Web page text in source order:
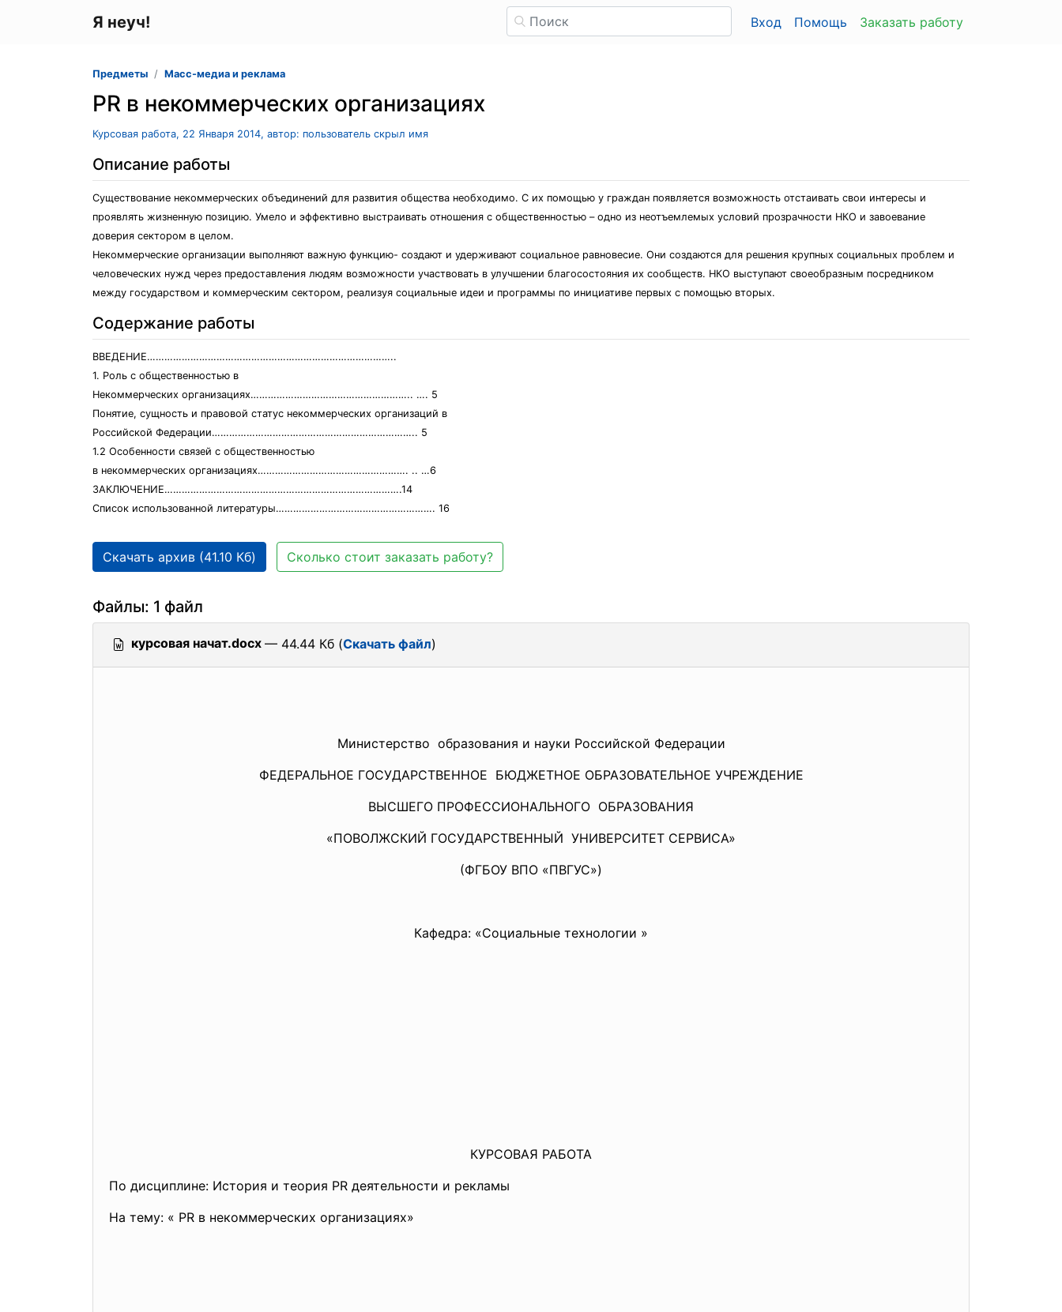
Я неуч! Вход Помощь Заказать работу
Предметы Масс-медиа и реклама
PR в некоммерческих организациях
Курсовая работа, 22 Января 2014, автор: пользователь скрыл имя
Описание работы
Существование некоммерческих объединений для развития общества необходимо. С их помощью у граждан появляется возможность отстаивать свои интересы и
проявлять жизненную позицию. Умело и эффективно выстраивать отношения с общественностью – одно из неотъемлемых условий прозрачности НКО и завоевание
доверия сектором в целом.
Некоммерческие организации выполняют важную функцию- создают и удерживают социальное равновесие. Они создаются для решения крупных социальных проблем и
человеческих нужд через предоставления людям возможности участвовать в улучшении благосостояния их сообществ. НКО выступают своеобразным посредником
между государством и коммерческим сектором, реализуя социальные идеи и программы по инициативе первых с помощью вторых.
Содержание работы
ВВЕДЕНИЕ…………………………………………………………………………..
1. Роль с общественностью в
Некоммерческих организациях……………………………………………….. …. 5
Понятие, сущность и правовой статус некоммерческих организаций в
Российской Федерации…………………………………………………………….. 5
1.2 Особенности связей с общественностью
в некоммерческих организациях……………………………………………. .. …6
ЗАКЛЮЧЕНИЕ……………………………………………………………………….14
Список использованной литературы………………………………………………. 16
Скачать архив (41.10 Кб) Сколько стоит заказать работу?
Файлы: 1 файл
курсовая начат.docx — 44.44 Кб (Скачать файл)
Министерство образования и науки Российской Федерации
ФЕДЕРАЛЬНОЕ ГОСУДАРСТВЕННОЕ БЮДЖЕТНОЕ ОБРАЗОВАТЕЛЬНОЕ УЧРЕЖДЕНИЕ
ВЫСШЕГО ПРОФЕССИОНАЛЬНОГО ОБРАЗОВАНИЯ
«ПОВОЛЖСКИЙ ГОСУДАРСТВЕННЫЙ УНИВЕРСИТЕТ СЕРВИСА»
(ФГБОУ ВПО «ПВГУС»)
Кафедра: «Социальные технологии »
КУРСОВАЯ РАБОТА
По дисциплине: История и теория PR деятельности и рекламы
На тему: « PR в некоммерческих организациях»